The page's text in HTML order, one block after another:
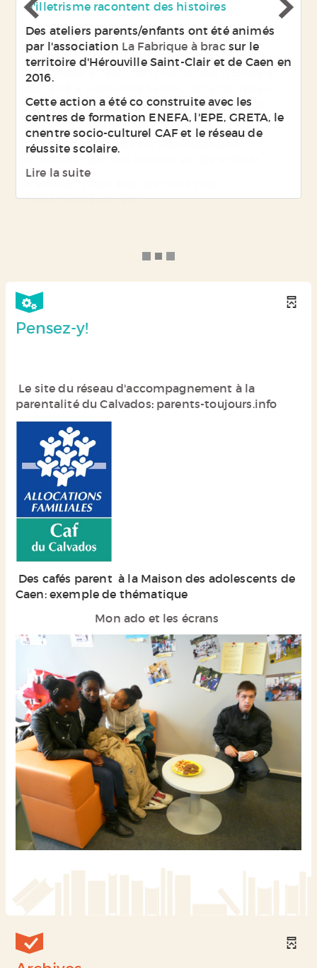
l'association
La fabrique à brac
Ils se sont déroulés à la bibliothèque de la
Guérinière à Caen, dans les locaux d'Enefa et
entre socio culturel CAF et dans les écoles
primaires Blaisot et Boisard.
ce sont des ateliers sur l'appropriation
transmettre un récit.
Pensez-y!
Le site du réseau d'accompagnement à la
parentalité du Calvados
parents-toujours.info
Des cafés parent à la Maison des adolescents de
Caen: exemple de thématique